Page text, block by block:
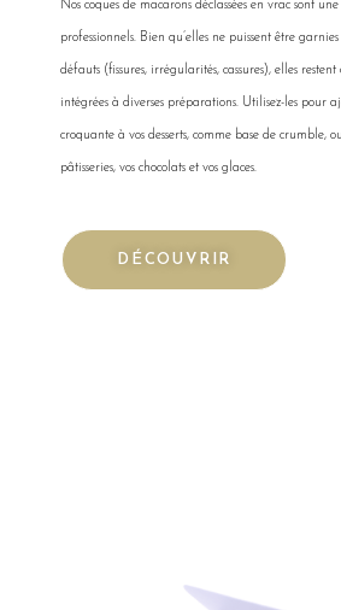
Nos coques de macarons déclassées en vrac sont
professionnels. Bien qu’elles ne puissent être
défauts (fissures, irrégularités, cassures), elles
intégrées à diverses préparations. Utilisez-les pour
croquante à vos desserts, comme base de crumble,
pâtisseries, vos chocolats et vos glaces.
DÉCOUVRIR